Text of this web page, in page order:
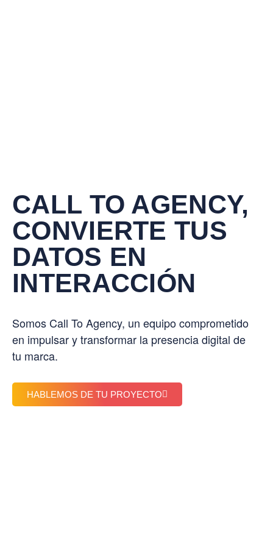
CALL TO AGENCY,
CONVIERTE TUS
DATOS EN
INTERACCIÓN
Somos Call To Agency, un equipo comprometido
en impulsar y transformar la presencia digital de
tu marca.
HABLEMOS DE TU PROYECTO